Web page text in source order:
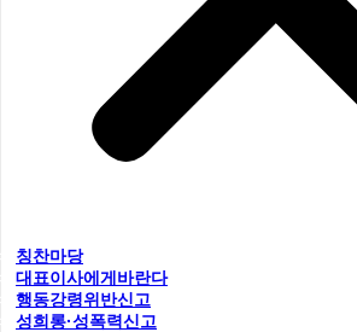
칭찬마당
대표이사에게바란다
행동강령위반신고
성희롱·성폭력신고